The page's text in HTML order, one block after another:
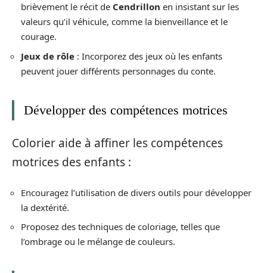
brièvement le récit de Cendrillon en insistant sur les
valeurs qu’il véhicule, comme la bienveillance et le
courage.
Jeux de rôle : Incorporez des jeux où les enfants
peuvent jouer différents personnages du conte.
Développer des compétences motrices
Colorier aide à affiner les compétences
motrices des enfants :
Encouragez l’utilisation de divers outils pour développer
la dextérité.
Proposez des techniques de coloriage, telles que
l’ombrage ou le mélange de couleurs.